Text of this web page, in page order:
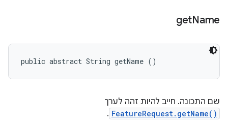
getName
public abstract String getName ()
שם התכונה. חייב להיות זהה לערך
FeatureRequest.getName()
.